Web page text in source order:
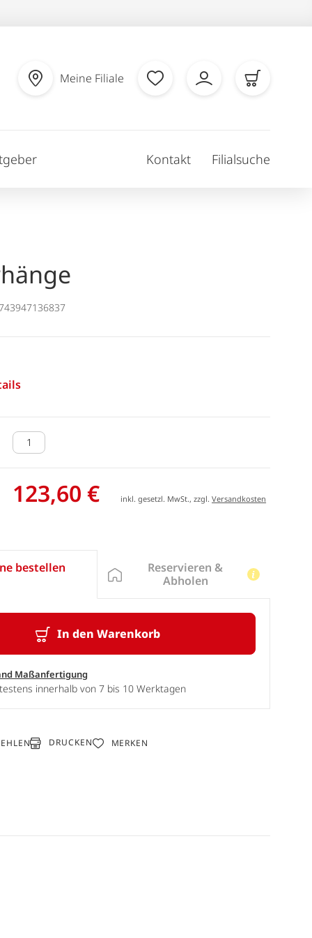
Meine Filiale
Kontakt Filialsuche
123,60 € inkl. gesetzl. MwSt., zzgl.Versandkosten
bestellen
In den Warenkorb
Maßanfertigung
innerhalb von 7 bis 10 Werktagen
Reservieren &
Abholen
DRUCKEN MERKEN